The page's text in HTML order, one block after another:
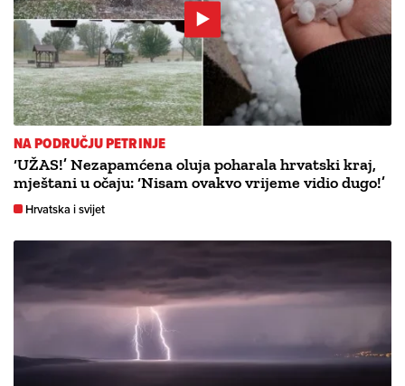
NA PODRUČJU PETRINJE
‘UŽAS!’ Nezapamćena oluja poharala hrvatski kraj,
mještani u očaju: ‘Nisam ovakvo vrijeme vidio dugo!’
Hrvatska i svijet